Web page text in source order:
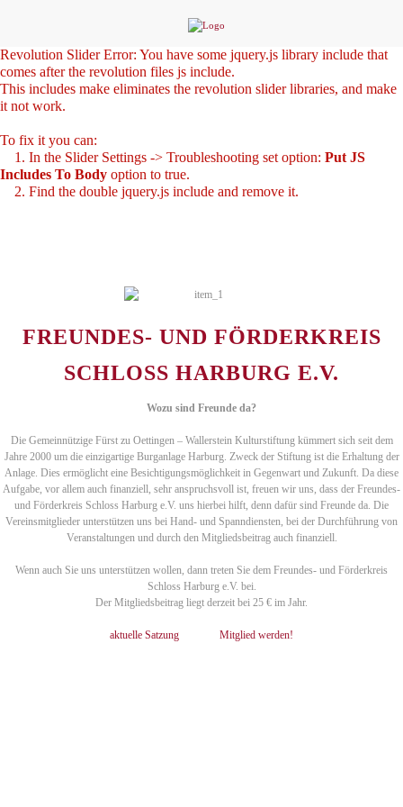
Revolution Slider Error: You have some jquery.js library include that
comes after the revolution files js include.
This includes make eliminates the revolution slider libraries, and make
it not work.
To fix it you can:
1. In the Slider Settings -> Troubleshooting set option: Put JS
Includes To Body option to true.
2. Find the double jquery.js include and remove it.
FREUNDES- UND FÖRDERKREIS
SCHLOSS HARBURG E.V.
Wozu sind Freunde da?
Die Gemeinnützige Fürst zu Oettingen – Wallerstein Kulturstiftung kümmert sich seit dem
Jahre 2000 um die einzigartige Burganlage Harburg. Zweck der Stiftung ist die Erhaltung der
Anlage. Dies ermöglicht eine Besichtigungsmöglichkeit in Gegenwart und Zukunft. Da diese
Aufgabe, vor allem auch finanziell, sehr anspruchsvoll ist, freuen wir uns, dass der Freundes-
und Förderkreis Schloss Harburg e.V. uns hierbei hilft, denn dafür sind Freunde da. Die
Vereinsmitglieder unterstützen uns bei Hand- und Spanndiensten, bei der Durchführung von
Veranstaltungen und durch den Mitgliedsbeitrag auch finanziell.
Wenn auch Sie uns unterstützen wollen, dann treten Sie dem Freundes- und Förderkreis
Schloss Harburg e.V. bei.
Der Mitgliedsbeitrag liegt derzeit bei 25 € im Jahr.
aktuelle Satzung Mitglied werden!